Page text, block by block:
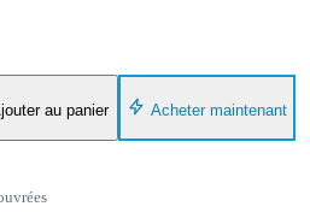
au panier Acheter maintenant